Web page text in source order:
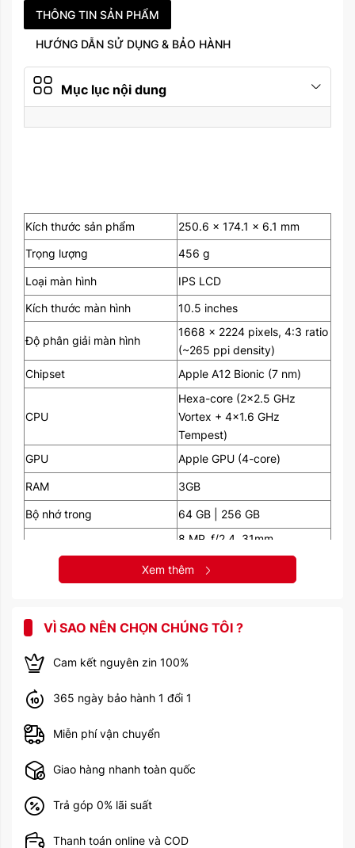
Tính năng
vũ biểu
Pin
Năm ra mắt 2019
THÔNG TIN SẢN PHẨM
HƯỚNG DẪN SỬ DỤNG & BẢO HÀNH
Mục lục nội dung
Kích thước sản phẩm
250.6 x 174.1 x 6.1 mm
Trọng lượng
456 g
Loại màn hình
IPS LCD
Kích thước màn hình
10.5 inches
Độ phân giải màn hình
1668 x 2224 pixels, 4:3 ratio
(~265 ppi density)
Chipset
Apple A12 Bionic (7 nm)
CPU
Hexa-core (2x2.5 GHz
Vortex + 4x1.6 GHz
Tempest)
GPU
Apple GPU (4-core)
RAM 3GB
Bộ nhớ trong 64 GB | 256 GB
Camera sau
8 MP, f/2.4, 31mm
(standard), 1.12µm, AF, HDR,
1080p@30fps
Camera trước
(standard), HDR,
dual-band, hotspot
Tính năng
tốc kế, con quay hồi chuyển,
Pin
Xem thêm
VÌ SAO NÊN CHỌN CHÚNG TÔI ?
Cam kết nguyên zin 100%
365 ngày bảo hành 1 đổi 1
Miễn phí vận chuyển
Giao hàng nhanh toàn quốc
Trả góp 0% lãi suất
Thanh toán online và COD